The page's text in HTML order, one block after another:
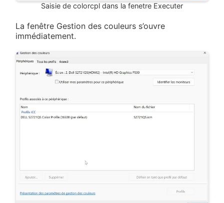
Saisie de colorcpl dans la fenetre Executer
La fenêtre Gestion des couleurs s’ouvre
immédiatement.